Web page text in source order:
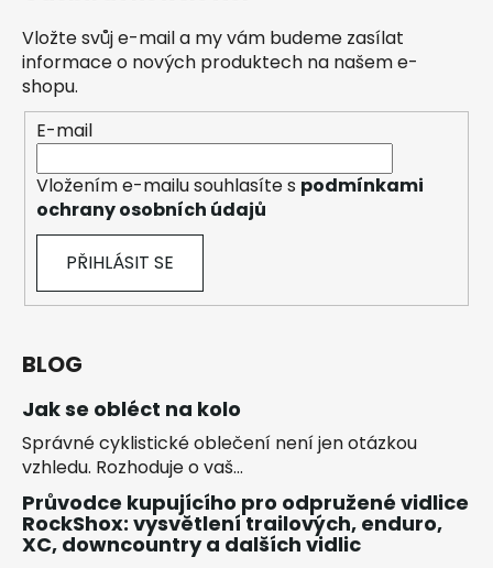
Vložte svůj e-mail a my vám budeme zasílat
informace o nových produktech na našem e-
shopu.
E-mail
Vložením e-mailu souhlasíte s podmínkami
ochrany osobních údajů
PŘIHLÁSIT SE
BLOG
Jak se obléct na kolo
Správné cyklistické oblečení není jen otázkou
vzhledu. Rozhoduje o vaš...
Průvodce kupujícího pro odpružené vidlice
RockShox: vysvětlení trailových, enduro,
XC, downcountry a dalších vidlic